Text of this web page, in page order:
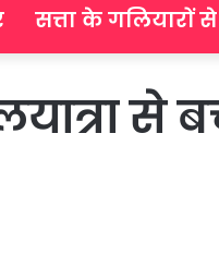
सत्ता के गलियारों से
से